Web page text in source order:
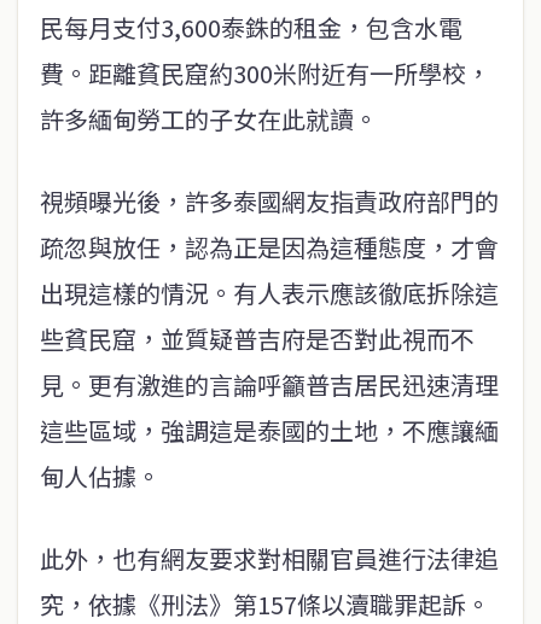
民每月支付3,600泰銖的租金，包含水電
費。距離貧民窟約300米附近有一所學校，
許多緬甸勞工的子女在此就讀。
視頻曝光後，許多泰國網友指責政府部門的
疏忽與放任，認為正是因為這種態度，才會
出現這樣的情況。有人表示應該徹底拆除這
些貧民窟，並質疑普吉府是否對此視而不
見。更有激進的言論呼籲普吉居民迅速清理
這些區域，強調這是泰國的土地，不應讓緬
甸人佔據。
此外，也有網友要求對相關官員進行法律追
究，依據《刑法》第157條以瀆職罪起訴。